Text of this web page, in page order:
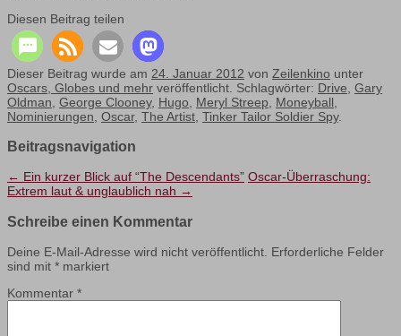
Diesen Beitrag teilen
Dieser Beitrag wurde am 24. Januar 2012 von Zeilenkino unter
Oscars, Globes und mehr veröffentlicht. Schlagwörter: Drive Gary
Oldman George Clooney, Hugo Meryl Streep Moneyball
Nominierungen Oscar, The Artist Tinker Tailor Soldier Spy.
Beitragsnavigation
← Ein kurzer Blick auf “The Descendants” Oscar-Überraschung:
Extrem laut & unglaublich nah →
Schreibe einen Kommentar
Deine E-Mail-Adresse wird nicht veröffentlicht. Erforderliche Felder
sind mit * markiert
Kommentar *